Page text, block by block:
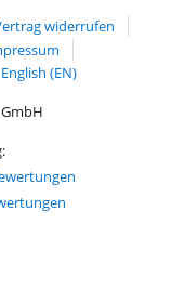
widerrufen
English (EN)